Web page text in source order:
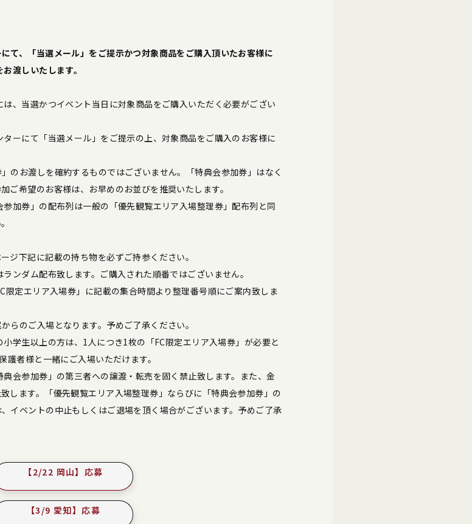
て、「当選メール」をご提示かつ対象商品をご購入頂いたお客様に
渡しいたします。
、当選かつイベント当日に対象商品をご購入いただく必要がござい
ーにて「当選メール」をご提示の上、対象商品をご購入のお客様に
のお渡しを確約するものではございません。「特典会参加券」はなく
ご希望のお客様は、お早めのお並びを推奨いたします。
加券」の配布列は一般の「優先観覧エリア入場整理券」配布列と同
ジ下記に記載の持ち物を必ずご持参ください。
ンダム配布致します。ご購入された順番ではございません。
定エリア入場券」に記載の集合時間より整理番号順にご案内致しま
らのご入場となります。予めご了承ください。
学生以上の方は、1人につき1枚の「FC限定エリア入場券」が必要と
者様と一緒にご入場いただけます。
会参加券」の第三者への譲渡・転売を固く禁止致します。また、金
します。「優先観覧エリア入場整理券」ならびに「特典会参加券」の
イベントの中止もしくはご退場を頂く場合がございます。予めご了承
【2/22 岡山】応募
【3/9 愛知】応募